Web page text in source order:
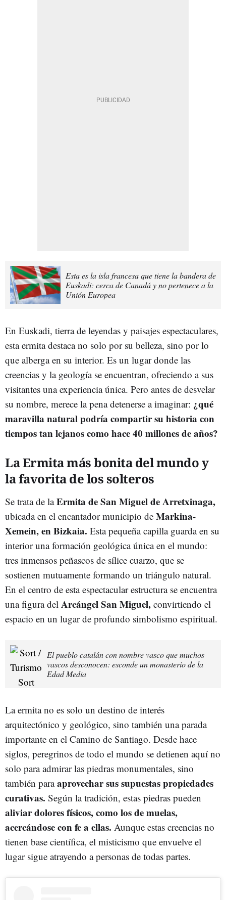
Esta es la isla francesa que tiene la bandera de
Euskadi: cerca de Canadá y no pertenece a la
Unión Europea
En Euskadi, tierra de leyendas y paisajes espectaculares,
esta ermita destaca no solo por su belleza, sino por lo
que alberga en su interior. Es un lugar donde las
creencias y la geología se encuentran, ofreciendo a sus
visitantes una experiencia única. Pero antes de desvelar
su nombre, merece la pena detenerse a imaginar: ¿qué
maravilla natural podría compartir su historia con
tiempos tan lejanos como hace 40 millones de años?
La Ermita más bonita del mundo y
la favorita de los solteros
Se trata de laErmita de San Miguel de Arretxinaga,
ubicada en el encantador municipio de Markina-
Xemein, en Bizkaia. Esta pequeña capilla guarda en su
interior una formación geológica única en el mundo:
tres inmensos peñascos de sílice cuarzo, que se
sostienen mutuamente formando un triángulo natural.
En el centro de esta espectacular estructura se encuentra
una figura del Arcángel San Miguel, convirtiendo el
espacio en un lugar de profundo simbolismo espiritual.
El pueblo catalán con nombre vasco que muchos
vascos desconocen: esconde un monasterio de la
Edad Media
La ermita no es solo un destino de interés
arquitectónico y geológico, sino también una parada
importante en el Camino de Santiago. Desde hace
siglos, peregrinos de todo el mundo se detienen aquí no
solo para admirar las piedras monumentales, sino
también paraaprovechar sus supuestas propiedades
curativas. Según la tradición, estas piedras pueden
aliviar dolores físicos, como los de muelas,
acercándose con fe a ellas. Aunque estas creencias no
tienen base científica, el misticismo que envuelve el
lugar sigue atrayendo a personas de todas partes.